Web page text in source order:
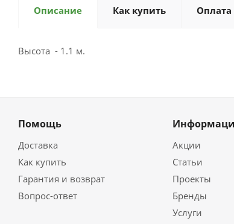
Описание Как купить Оплата
Высота - 1.1 м.
Помощь
Доставка
Как купить
Гарантия и возврат
Вопрос-ответ
Акции
Статьи
Проекты
Бренды
Услуги